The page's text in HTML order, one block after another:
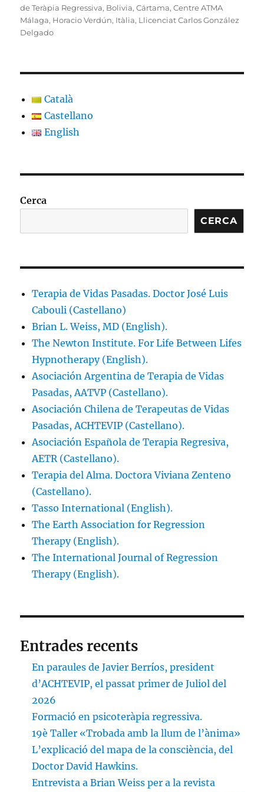
el
de Teràpia Regressiva, Bolivia,Cártama,Centre ATMA
Málaga, Horacio Verdún, Itàlia, Llicenciat Carlos González
Delgado
Català
Castellano
English
Cerca
CERCA
Terapia de Vidas Pasadas. Doctor José Luis
Cabouli (Castellano)
Brian L. Weiss, MD (English).
The Newton Institute. For Life Between Lifes
Hypnotherapy (English).
Asociación Argentina de Terapia de Vidas
Pasadas, AATVP (Castellano).
Asociación Chilena de Terapeutas de Vidas
Pasadas, ACHTEVIP (Castellano).
Asociación Española de Terapia Regresiva,
AETR (Castellano).
Terapia del Alma. Doctora Viviana Zenteno
(Castellano).
Tasso International (English).
The Earth Association for Regression
Therapy (English).
The International Journal of Regression
Therapy (English).
Entrades recents
En paraules de Javier Berríos, president
d’ACHTEVIP, el passat primer de Juliol del
2026
Formació en psicoteràpia regressiva.
19è Taller «Trobada amb la llum de l’ànima»
L’explicació del mapa de la consciència, del
Doctor David Hawkins.
Entrevista a Brian Weiss per a la revista